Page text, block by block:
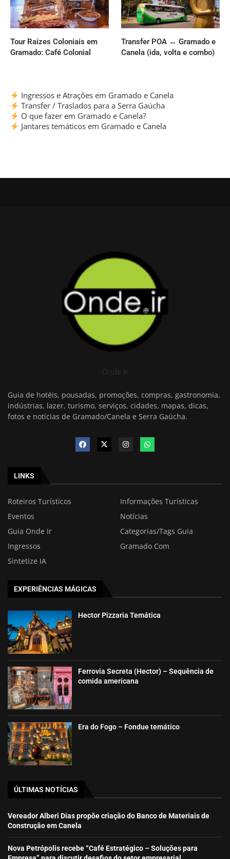
Tour Raízes Coloniais em
Gramado: Café Colonial
Transfer POA ↔ Gramado e
Canela (ida, volta e combo)
Ingressos e Atrações em Gramado e Canela
Transfer / Traslados para a Serra Gaúcha
O que fazer em Gramado e Canela?
Jantares temáticos em Gramado e Canela
Onde Ir
Guia de hotéis, pousadas, promoções, compras, gastronomia,
indústrias, lazer, turismo, serviços, cidades, mapas, dicas,
fotos e notícias de Gramado/Canela e Serra Gaúcha.
LINKS
Roteiros Turísticos
Informações Turísticas
Eventos
Notícias
Guia Onde Ir
Categorias/Tags Guia
Ingressos
Gramado Com
Sintetize IA
EXPERIÊNCIAS MÁGICAS
Hector Pizzaria Temática
Ferrovia Secreta (Hector) – Sequência de
comida americana
Era do Fogo – Fondue temático
ÚLTIMAS NOTÍCIAS
Vereador Alberi Dias propõe criação do Banco de Materiais de
Construção em Canela
Nova Petrópolis recebe “Café Estratégico – Soluções para